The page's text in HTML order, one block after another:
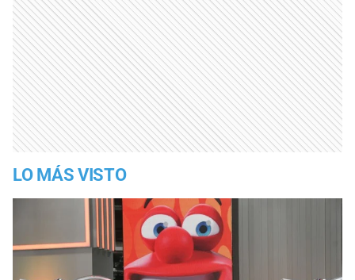
LO MÁS VISTO